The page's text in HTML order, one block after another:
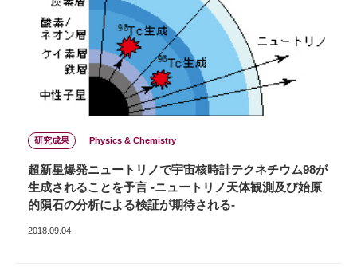
研究成果 Physics & Chemistry
超新星爆発ニュートリノで宇宙核時計テクネチウム98が
生成されることを予言 -ニュートリノ天体観測及び始原
的隕石の分析による検証が期待される-
2018.09.04